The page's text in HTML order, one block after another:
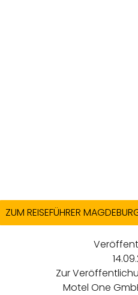
ZUM REISEFÜHRER
Zur
Motel One